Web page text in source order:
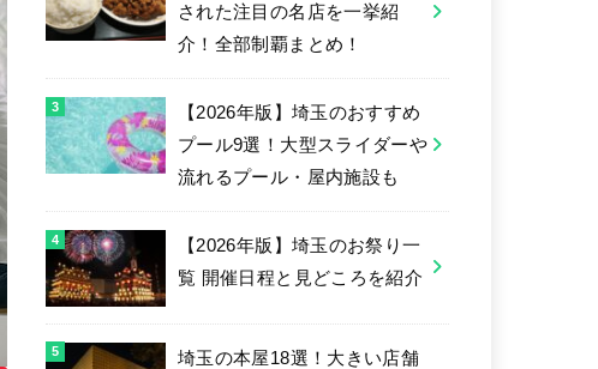
された注目の名店を一挙紹
介！全部制覇まとめ！
【2026年版】埼玉のおすすめ
プール9選！大型スライダーや
流れるプール・屋内施設も
【2026年版】埼玉のお祭り一
覧 開催日程と見どころを紹介
埼玉の本屋18選！大きい店舗